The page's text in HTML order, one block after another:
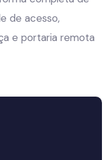
de acesso,
e portaria remota